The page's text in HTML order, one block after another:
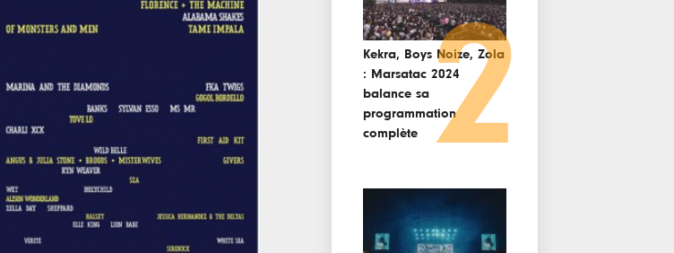
Kekra, Boys Noize, Zola
: Marsatac 2024
balance sa
programmation
complète
2